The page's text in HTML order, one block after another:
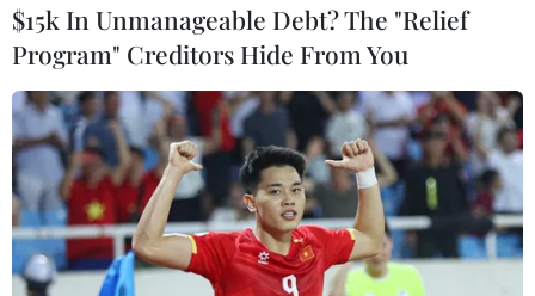
$15k In Unmanageable Debt? The "Relief
Program" Creditors Hide From You